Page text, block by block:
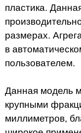
пластика.
размерах.
в
пользователем.
Данная модель
крупными
миллиметров,